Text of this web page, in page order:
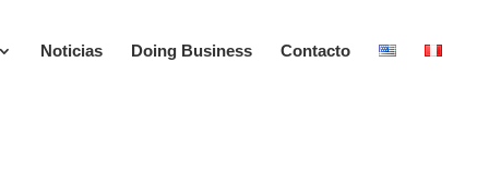
Noticias Doing Business Contacto